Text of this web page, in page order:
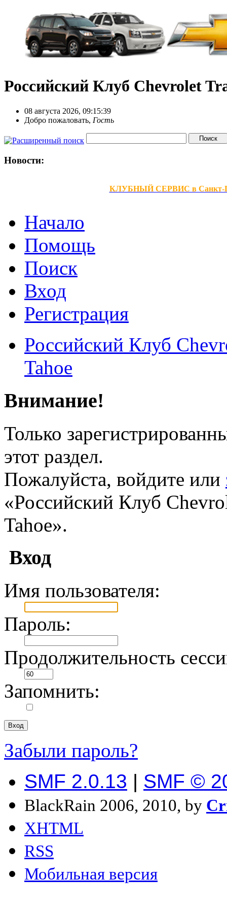
Российский Клуб Chevrolet
08 августа 2026, 09:15:39
Добро пожаловать, Гость
Новости:
КЛУБНЫЙ СЕРВИС в Санкт-
Начало
Помощь
Поиск
Вход
Регистрация
Российский Клуб
Tahoe
Внимание!
Только
этот раздел.
Пожалуйста, войдите или
«Российский Клуб
Tahoe».
Вход
Имя пользователя:
Пароль:
Продолжительность
Запомнить:
Забыли пароль?
SMF 2.0.13 | SMF ©
BlackRain 2006, 2010, by
XHTML
RSS
Мобильная версия